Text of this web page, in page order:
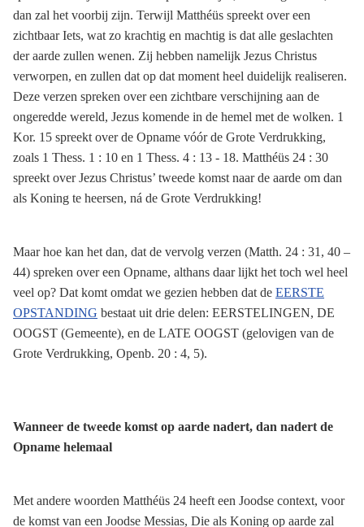
dan zal het voorbij zijn. Terwijl Matthéüs spreekt over een
zichtbaar Iets, wat zo krachtig en machtig is dat alle geslachten
der aarde zullen wenen. Zij hebben namelijk Jezus Christus
verworpen, en zullen dat op dat moment heel duidelijk realiseren.
Deze verzen spreken over een zichtbare verschijning aan de
ongeredde wereld, Jezus komende in de hemel met de wolken. 1
Kor. 15 spreekt over de Opname vóór de Grote Verdrukking,
zoals 1 Thess. 1 : 10 en 1 Thess. 4 : 13 - 18. Matthéüs 24 : 30
spreekt over Jezus Christus’ tweede komst naar de aarde om dan
als Koning te heersen, ná de Grote Verdrukking!
Maar hoe kan het dan, dat de vervolg verzen (Matth. 24 : 31, 40 –
44) spreken over een Opname, althans daar lijkt het toch wel heel
veel op? Dat komt omdat we gezien hebben dat de EERSTE
OPSTANDING bestaat uit drie delen: EERSTELINGEN, DE
OOGST (Gemeente), en de LATE OOGST (gelovigen van de
Grote Verdrukking, Openb. 20 : 4, 5).
Wanneer de tweede komst op aarde nadert, dan nadert de
Opname helemaal
Met andere woorden Matthéüs 24 heeft een Joodse context, voor
de komst van een Joodse Messias, Die als Koning op aarde zal